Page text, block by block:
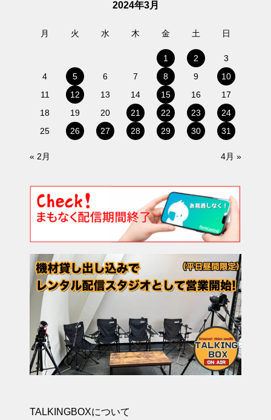
2024年3月
月 火 水 木 金 土 日
1 2
3
4
5 6 7 8 9
10
11
12 13 14 15 16
17
18
19 20 21 22 23
24
25
26 27 28 29 30 31
« 2月 4月 »
TALKINGBOXについて